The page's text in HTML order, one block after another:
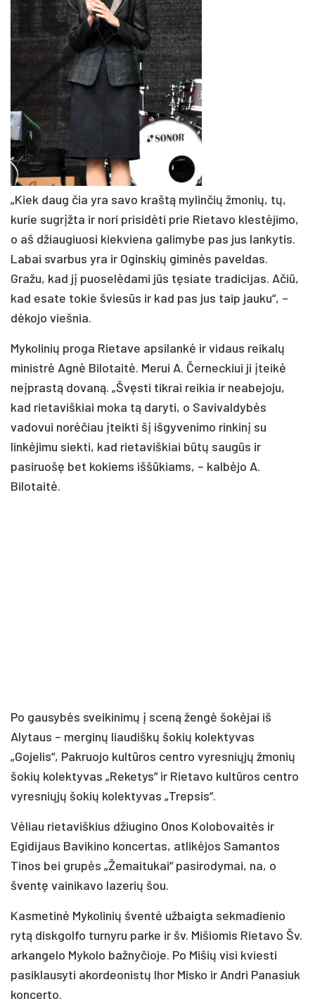
„Kiek daug čia yra savo kraštą mylinčių žmonių, tų,
kurie sugrįžta ir nori prisidėti prie Rietavo klestėjimo,
o aš džiaugiuosi kiekviena galimybe pas jus lankytis.
Labai svarbus yra ir Oginskių giminės paveldas.
Gražu, kad jį puoselėdami jūs tęsiate tradicijas. Ačiū,
kad esate tokie šviesūs ir kad pas jus taip jauku“, –
dėkojo viešnia.
Mykolinių proga Rietave apsilankė ir vidaus reikalų
ministrė Agnė Bilotaitė. Merui A. Černeckiui ji įteikė
neįprastą dovaną. „Švęsti tikrai reikia ir neabejoju,
kad rietaviškiai moka tą daryti, o Savivaldybės
vadovui norėčiau įteikti šį išgyvenimo rinkinį su
linkėjimu siekti, kad rietaviškiai būtų saugūs ir
pasiruošę bet kokiems iššūkiams, – kalbėjo A.
Bilotaitė.
Po gausybės sveikinimų į sceną žengė šokėjai iš
Alytaus – merginų liaudiškų šokių kolektyvas
„Gojelis“, Pakruojo kultūros centro vyresniųjų žmonių
šokių kolektyvas „Reketys“ ir Rietavo kultūros centro
vyresniųjų šokių kolektyvas „Trepsis“.
Vėliau rietaviškius džiugino Onos Kolobovaitės ir
Egidijaus Bavikino koncertas, atlikėjos Samantos
Tinos bei grupės „Žemaitukai“ pasirodymai, na, o
šventę vainikavo lazerių šou.
Kasmetinė Mykolinių šventė užbaigta sekmadienio
rytą diskgolfo turnyru parke ir šv. Mišiomis Rietavo Šv.
arkangelo Mykolo bažnyčioje. Po Mišių visi kviesti
pasiklausyti akordeonistų Ihor Misko ir Andri Panasiuk
koncerto.